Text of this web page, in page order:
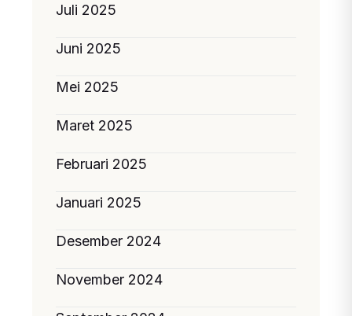
Juli 2025
Juni 2025
Mei 2025
Maret 2025
Februari 2025
Januari 2025
Desember 2024
November 2024